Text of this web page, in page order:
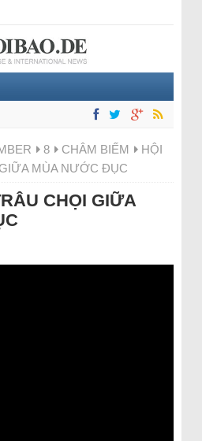
8 CHÂM BIẾM
HỘI
MÙA NƯỚC ĐỤC
CHỌI GIỮA